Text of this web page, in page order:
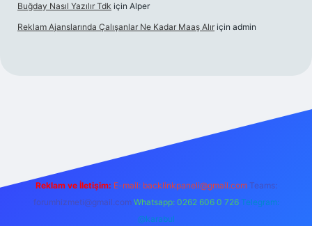
Buğday Nasıl Yazılır Tdk için Alper
Reklam Ajanslarında Çalışanlar Ne Kadar Maaş Alır için admin
Reklam ve İletişim: E-mail: backlinkpaneli@gmail.com Teams:
forumhizmeti@gmail.com Whatsapp: 0262 606 0 726 Telegram:
@karabul